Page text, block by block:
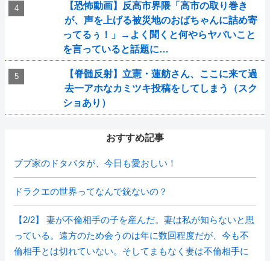
【恐怖動画】反高市界隈「高市の取り巻き
が、声を上げる被災地のおばちゃんに詰め寄
ってるぅ！」→よく聞くと何やらヤバいこと
を言っていると話題に…
【脊髄反射】立憲・蓮舫さん、ここに来て過
去一アホなカミツキ投稿をしてしまう（スク
ショあり）
おすすめ記事
ブブ家のドタバタが、今日も愛おしい！
ドラクエの世界ってなんで銃ないの？
【2/2】 妻が不倫相手の子を産んだ。妻は私が知らないと思
っている。遠方のため会うのは年に数回程度だが、今も不
倫相手とは切れていない。そしてまもなく妻は不倫相手に